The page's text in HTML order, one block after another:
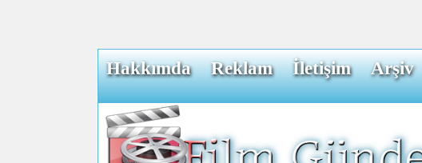
Hakkımda Reklam İletişim Arşiv